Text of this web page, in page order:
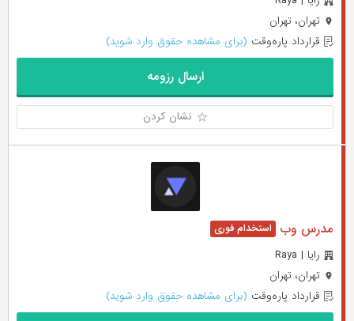
تهران، تهران
قرارداد پاره‌وقت (برای مشاهده حقوق وارد شوید)
ارسال رزومه
نشان کردن
مدرس وب
رایا | Raya
تهران، تهران
قرارداد پاره‌وقت (برای مشاهده حقوق وارد شوید)